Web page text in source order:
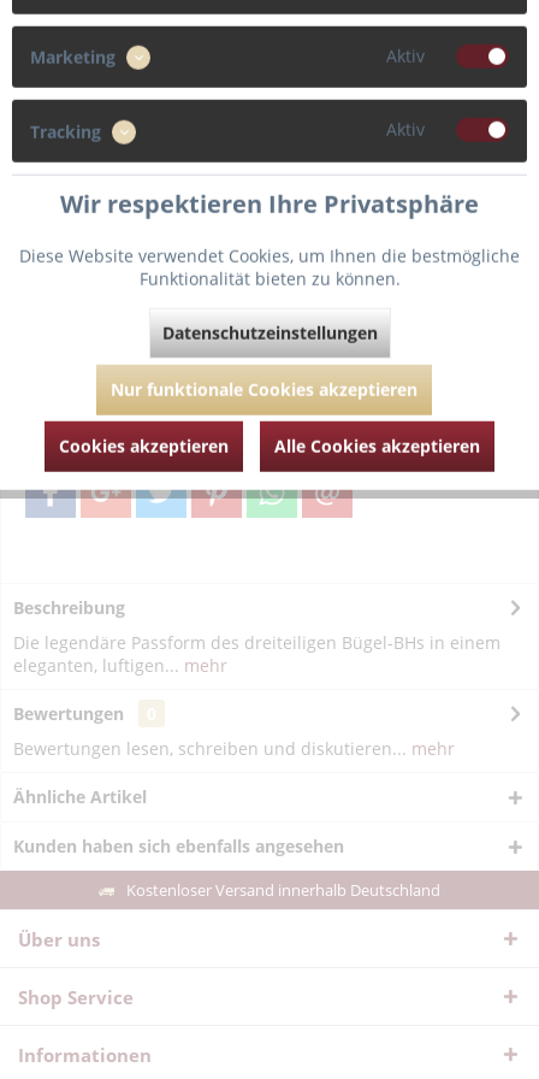
Cup
E
In denWarenkorb
Artikel-Nr.:
PD016-1810-11-CBK-Celebration black-
65-E
Beschreibung
Die legendäre Passform des dreiteiligen Bügel-BHs in einem
eleganten, luftigen... mehr
Bewertungen
Bewertungen lesen, schreiben und diskutieren... mehr
Ähnliche Artikel
Kunden haben sich ebenfalls angesehen
Kostenloser Versand innerhalb Deutschland
Über uns
Shop Service
Informationen
Marketing Aktiv
Tracking Aktiv
Wir respektieren Ihre Privatsphäre
Diese Website verwendet Cookies, um Ihnen die bestmögliche
Funktionalität bieten zu können.
Datenschutzeinstellungen
Nur funktionale Cookies akzeptieren
Cookies akzeptieren Alle Cookies akzeptieren